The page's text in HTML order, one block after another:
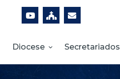
Diocese Secretariados